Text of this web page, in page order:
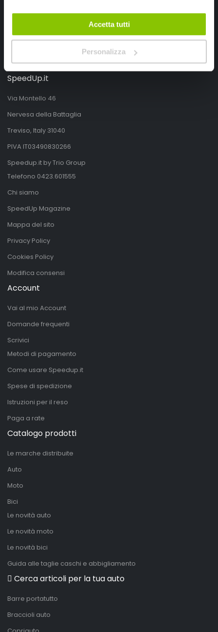
Accetta tutti
Personalizza
SpeedUp.it
Via Montello 46
Nervesa della Battaglia
Treviso, Italy 31040
PIVA IT03490830266
Speedup.it by Trio Group
Telefono 0423.601555
Chi siamo
SpeedUp Magazine
Mappa del sito
Privacy Policy
Cookies Policy
Modifica consensi
Account
Vai al mio Account
Domande frequenti
Scrivici
Metodi di pagamento
Come usare Speedup.it
Spese di spedizione
Istruzioni per il reso
Paga a rate
Catalogo prodotti
Le marche distribuite
Auto
Moto
Bici
Le novità auto
Le novità moto
Le novità bici
Guida alle taglie caschi e abbigliamento
Cerca articoli per la tua auto
Barre portatutto
Braccioli auto